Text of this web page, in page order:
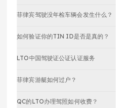
菲律宾驾驶没年检车辆会发生什么？
如何验证你的TIN ID是否是真的？
LTO中国驾驶证公证认证服务
菲律宾游艇如何过户？
QC的LTO办理驾照如何收费？